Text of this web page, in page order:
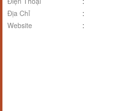
Địa Chỉ
:
Website
: